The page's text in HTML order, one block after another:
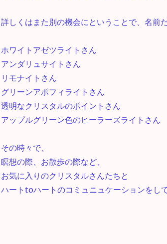
詳しくはまた別の機会にということで、名前
ホワイトアゼツライトさん
アンダリュサイトさん
リモナイトさん
グリーンアポフィライトさん
透明なクリスタルのポイントさん
アップルグリーン色のヒーラーズライトさん
その時々で、
瞑想の際、お散歩の際など、
お気に入りのクリスタルさんたちと
ハートtoハートのコミュニュケーションをして